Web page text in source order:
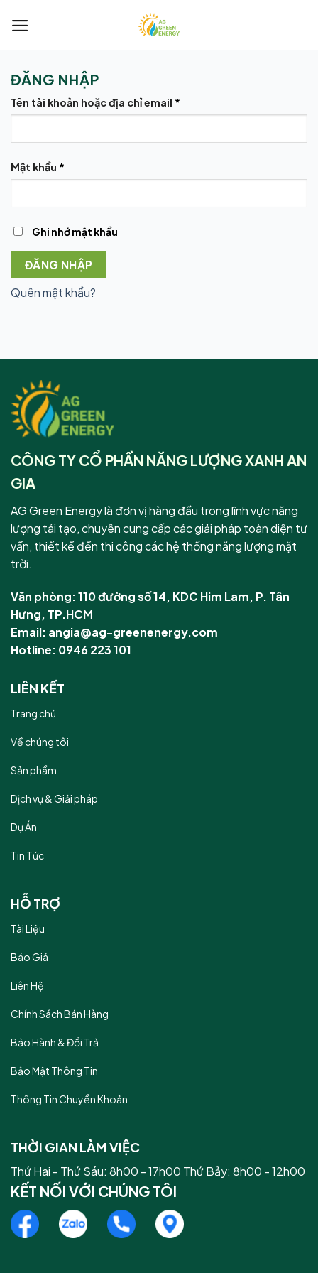
qua
ĐĂNG NHẬP
Tên tài khoản hoặc địa chỉ email *
buộc
Mật khẩu *
buộc
Ghi nhớ mật khẩu
ĐĂNG NHẬP
Quên mật khẩu?
CÔNG TY CỔ PHẦN NĂNG LƯỢNG XANH AN
GIA
AG Green Energy là đơn vị hàng đầu trong lĩnh vực năng
lượng tái tạo, chuyên cung cấp các giải pháp toàn diện tư
vấn, thiết kế đến thi công các hệ thống năng lượng mặt
trời.
Văn phòng: 110 đường số 14, KDC Him Lam, P. Tân
Hưng, TP.HCM
Email: angia@ag-greenenergy.com
Hotline: 0946 223 101
LIÊN KẾT
Trang chủ
Về chúng tôi
Sản phẩm
Dịch vụ & Giải pháp
Dự Án
Tin Tức
HỖ TRỢ
Tài Liệu
Báo Giá
Liên Hệ
Chính Sách Bán Hàng
Bảo Hành & Đổi Trả
Bảo Mật Thông Tin
Thông Tin Chuyển Khoản
THỜI GIAN LÀM VIỆC
Thứ Hai - Thứ Sáu: 8h00 - 17h00 Thứ Bảy: 8h00 - 12h00
KẾT NỐI VỚI CHÚNG TÔI